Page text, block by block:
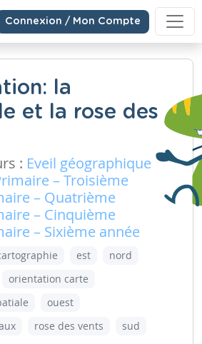
Connexion / Mon Compte
la
et la rose des
: Eveil géographique
– Troisième
– Quatrième
– Cinquième
– Sixième année
est
nord
orientation carte
ouest
rose des vents
sud